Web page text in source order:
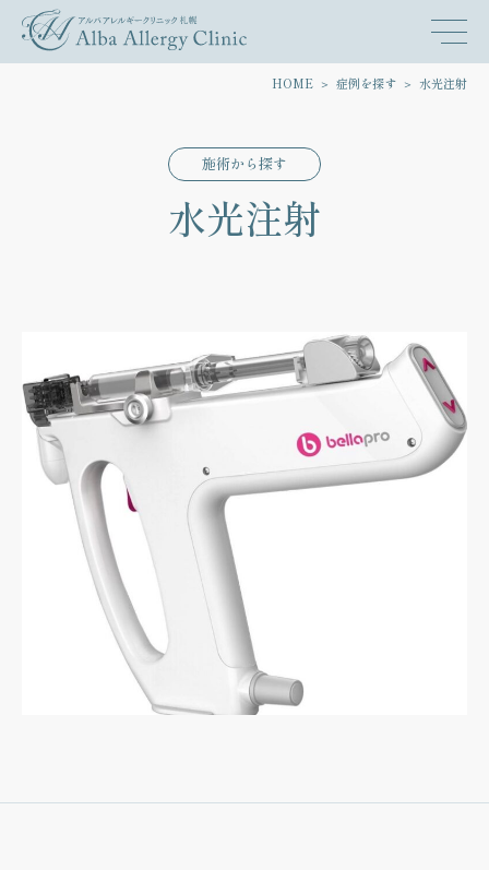
HOME 症例を探す 水光注射
施術から探す
水光注射